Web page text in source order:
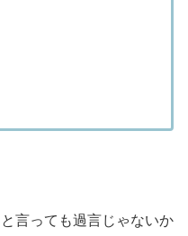
と言っても過言じゃないか